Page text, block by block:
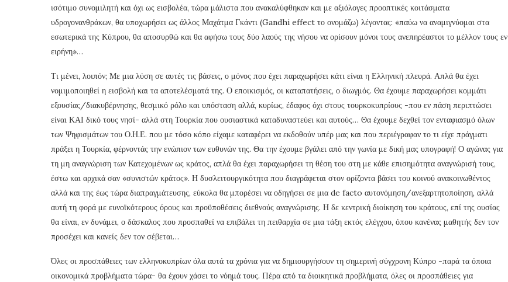
ισότιμο συνομιλητή και όχι ως εισβολέα, τώρα μάλιστα που ανακαλύφθηκαν και με αξιόλογες προοπτικές κοιτάσματα
υδρογονανθράκων, θα υποχωρήσει ως άλλος Μαχάτμα Γκάντι (Gandhi effect το ονομάζω) λέγοντας: «παύω να αναμιγνύομαι στα
εσωτερικά της Κύπρου, θα αποσυρθώ και θα αφήσω τους δύο λαούς της νήσου να ορίσουν μόνοι τους ανεπηρέαστοι το μέλλον τους εν
ειρήνη»…
Τι μένει, λοιπόν; Με μια λύση σε αυτές τις βάσεις, ο μόνος που έχει παραχωρήσει κάτι είναι η Ελληνική πλευρά. Απλά θα έχει
νομιμοποιηθεί η εισβολή και τα αποτελέσματά της. Ο εποικισμός, οι καταπατήσεις, ο διωγμός. Θα έχουμε παραχωρήσει κομμάτι
εξουσίας/διακυβέρνησης, θεσμικό ρόλο και υπόσταση αλλά, κυρίως, έδαφος όχι στους τουρκοκυπρίους -που εν πάση περιπτώσει
είναι ΚΑΙ δικό τους νησί- αλλά στη Τουρκία που ουσιαστικά καταδυναστεύει και αυτούς… Θα έχουμε δεχθεί τον ενταφιασμό όλων
των Ψηφισμάτων του Ο.Η.Ε. που με τόσο κόπο είχαμε καταφέρει να εκδοθούν υπέρ μας και που περιέγραφαν το τι είχε πράγματι
πράξει η Τουρκία, φέρνοντάς την ενώπιον των ευθυνών της. Θα την έχουμε βγάλει από την γωνία με δική μας υπογραφή! Ο αγώνας για
τη μη αναγνώριση των Κατεχομένων ως κράτος, απλά θα έχει παραχωρήσει τη θέση του στη με κάθε επισημότητα αναγνώρισή τους,
έστω και αρχικά σαν «συνιστών κράτος». Η δυσλειτουργικότητα που διαγράφεται στον ορίζοντα βάσει του κοινού ανακοινωθέντος
αλλά και της έως τώρα διαπραγμάτευσης, εύκολα θα μπορέσει να οδηγήσει σε μια de facto αυτονόμηση/ανεξαρτητοποίηση, αλλά
αυτή τη φορά με ευνοϊκότερους όρους και προϋποθέσεις διεθνούς αναγνώρισης. Η δε κεντρική διοίκηση του κράτους, επί της ουσίας
θα είναι, εν δυνάμει, ο δάσκαλος που προσπαθεί να επιβάλει τη πειθαρχία σε μια τάξη εκτός ελέγχου, όπου κανένας μαθητής δεν τον
προσέχει και κανείς δεν τον σέβεται…
Όλες οι προσπάθειες των ελληνοκυπρίων όλα αυτά τα χρόνια για να δημιουργήσουν τη σημερινή σύγχρονη Κύπρο -παρά τα όποια
οικονομικά προβλήματα τώρα- θα έχουν χάσει το νόημά τους. Πέρα από τα διοικητικά προβλήματα, όλες οι προσπάθειες για